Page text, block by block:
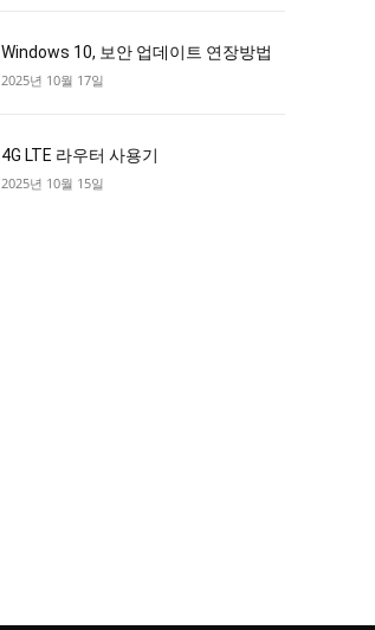
Windows 10, 보안 업데이트 연장방법
2025년 10월 17일
4G LTE 라우터 사용기
2025년 10월 15일